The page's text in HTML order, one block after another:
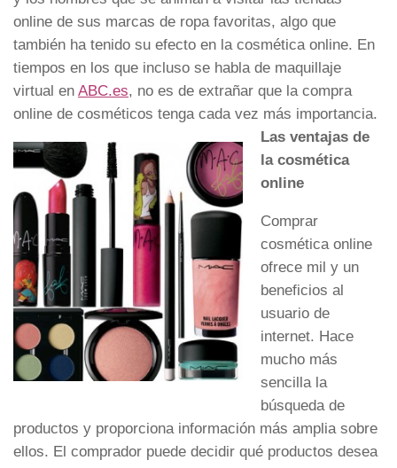
online de sus marcas de ropa favoritas, algo que
también ha tenido su efecto en la cosmética online. En
tiempos en los que incluso se habla de maquillaje
virtual en ABC.es, no es de extrañar que la compra
online de cosméticos tenga cada vez más importancia.
Las ventajas de
la cosmética
online
Comprar
cosmética online
ofrece mil y un
beneficios al
usuario de
internet. Hace
mucho más
sencilla la
búsqueda de
productos y proporciona información más amplia sobre
ellos. El comprador puede decidir qué productos desea